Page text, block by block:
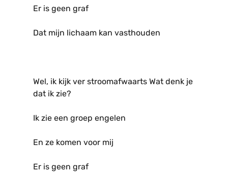
Er is geen graf
Dat mijn lichaam kan vasthouden
Wel, ik kijk ver stroomafwaarts Wat denk je
dat ik zie?
Ik zie een groep engelen
En ze komen voor mij
Er is geen graf